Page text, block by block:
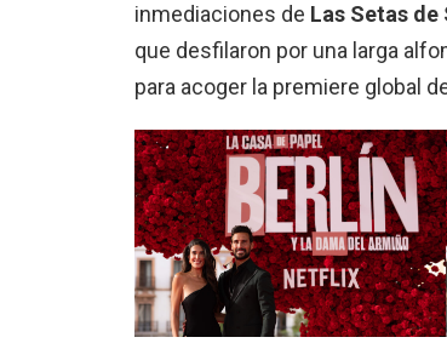
inmediaciones de Las Setas de
que desfilaron por una larga
para acoger la premiere global